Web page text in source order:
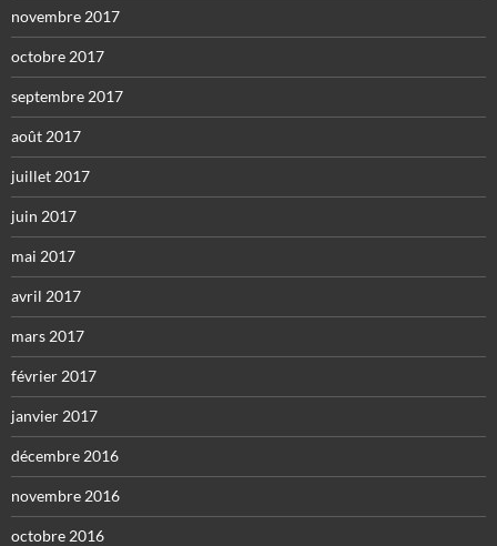
novembre 2017
octobre 2017
septembre 2017
août 2017
juillet 2017
juin 2017
mai 2017
avril 2017
mars 2017
février 2017
janvier 2017
décembre 2016
novembre 2016
octobre 2016